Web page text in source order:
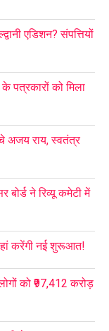
एडिशन? संपत्तियों
पत्रकारों को मिला
अजय राय, स्वतंत्र
बोर्ड ने रिव्यू कमेटी में
करेंगी नई शुरूआत!
को ₹97,412 करोड़